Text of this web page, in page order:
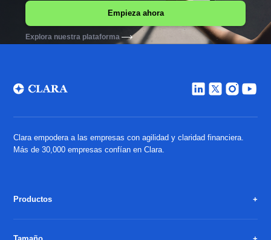
Explora nuestra plataforma
Clara empodera a las empresas con agilidad y claridad financiera.
Más de 30,000 empresas confían en Clara.
Productos